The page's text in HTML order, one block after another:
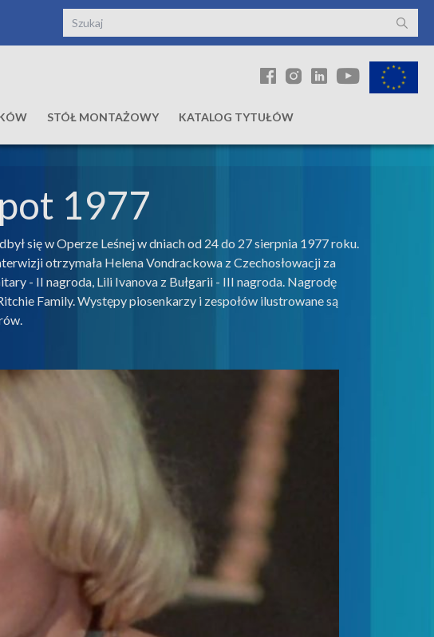
STÓŁ MONTAŻOWY KATALOG TYTUŁÓW
1977
się w Operze Leśnej w dniach od 24 do 27 sierpnia 1977 roku.
otrzymała Helena Vondrackowa z Czechosłowacji za
- II nagroda, Lili Ivanova z Bułgarii - III nagroda. Nagrodę
Family. Występy piosenkarzy i zespołów ilustrowane są